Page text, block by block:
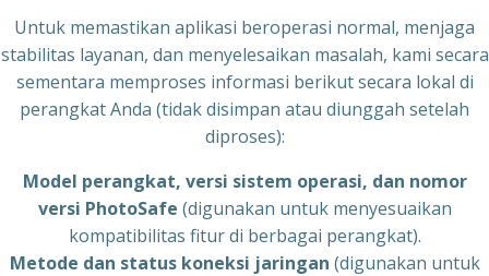
Untuk memastikan aplikasi beroperasi normal, menjaga
stabilitas layanan, dan menyelesaikan masalah, kami secara
sementara memproses informasi berikut secara lokal di
perangkat Anda (tidak disimpan atau diunggah setelah
diproses):
Model perangkat, versi sistem operasi, dan nomor
versi PhotoSafe (digunakan untuk menyesuaikan
kompatibilitas fitur di berbagai perangkat).
Metode dan status koneksi jaringan (digunakan untuk